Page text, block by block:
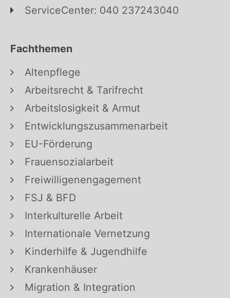
ServiceCenter: 040 237243040
Fachthemen
Altenpflege
Arbeitsrecht & Tarifrecht
Arbeitslosigkeit & Armut
Entwicklungszusammenarbeit
EU-Förderung
Frauensozialarbeit
Freiwilligenengagement
FSJ & BFD
Interkulturelle Arbeit
Internationale Vernetzung
Kinderhilfe & Jugendhilfe
Krankenhäuser
Migration & Integration